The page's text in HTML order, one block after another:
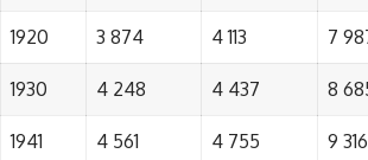
1920 3 874 4 113 7
1930 4 248 4 437 8
1941 4 561 4 755 9 316